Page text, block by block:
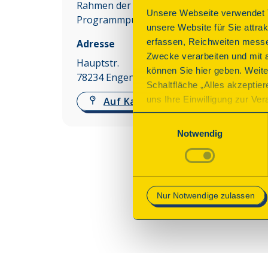
Unsere Webseite
unsere Website für Sie
erfassen, Reichweiten
Zwecke verarbeiten und mit
können Sie hier geben.
Schaltfläche „Alles
uns Ihre Einwilligung zur
des Onlineangebots nicht
mit „Speichern“
Notwendig
Nur Notwendige zulassen
Rahmen der angebotenen
Programmpunkte möglich.
Adresse
Hauptstr.
78234 Engen
Auf Karte anzeigen